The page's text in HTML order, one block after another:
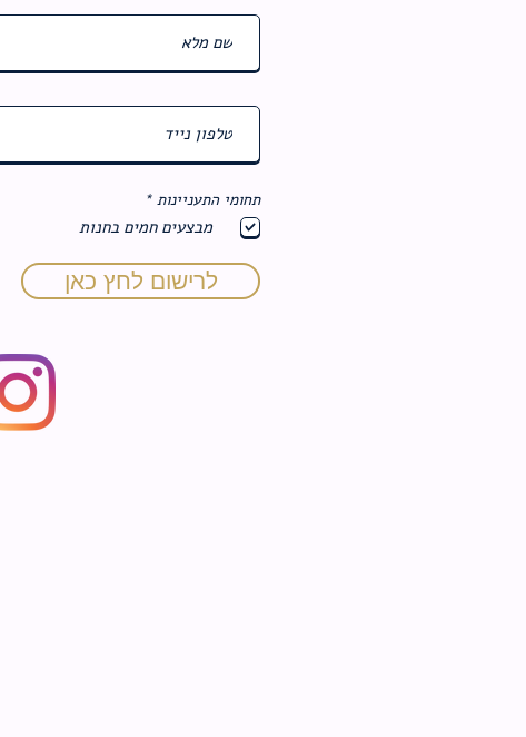
תחומי התעניינות *
ב
מבצעים חמים בחנות
לרישום לחץ כאן